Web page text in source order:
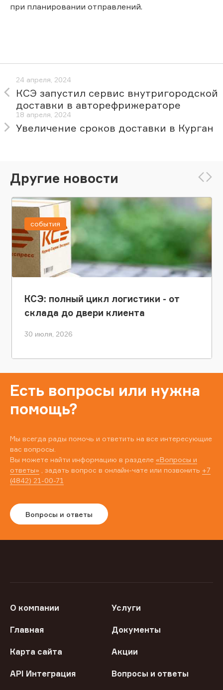
при планировании отправлений.
24 апреля, 2024
КСЭ запустил сервис внутригородской
доставки в авторефрижераторе
18 апреля, 2024
Увеличение сроков доставки в Курган
Другие новости
КСЭ: полный цикл логистики - от
склада до двери клиента
30 июля, 2026
события
Есть вопросы или нужна
помощь?
Мы всегда рады помочь и ответить на все интересующие
вас вопросы.
Вы можете найти информацию в разделе «Вопросы и
ответы» , задать вопрос в онлайн-чате или позвонить +7
(4842) 21-00-71
Вопросы и ответы
О компании Услуги
Главная Документы
Карта сайта Акции
API Интеграция Вопросы и ответы